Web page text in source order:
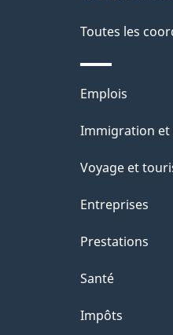
l
s
d
e
l
a
p
a
Toutes les
Thèmes
et
Emplois
Immigration et
Voyage et
Entreprises
Prestations
Santé
Impôts